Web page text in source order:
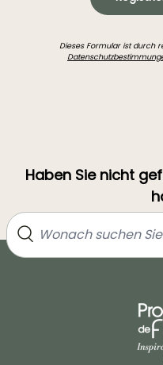
Dieses Formular ist durch
Haben Sie nicht